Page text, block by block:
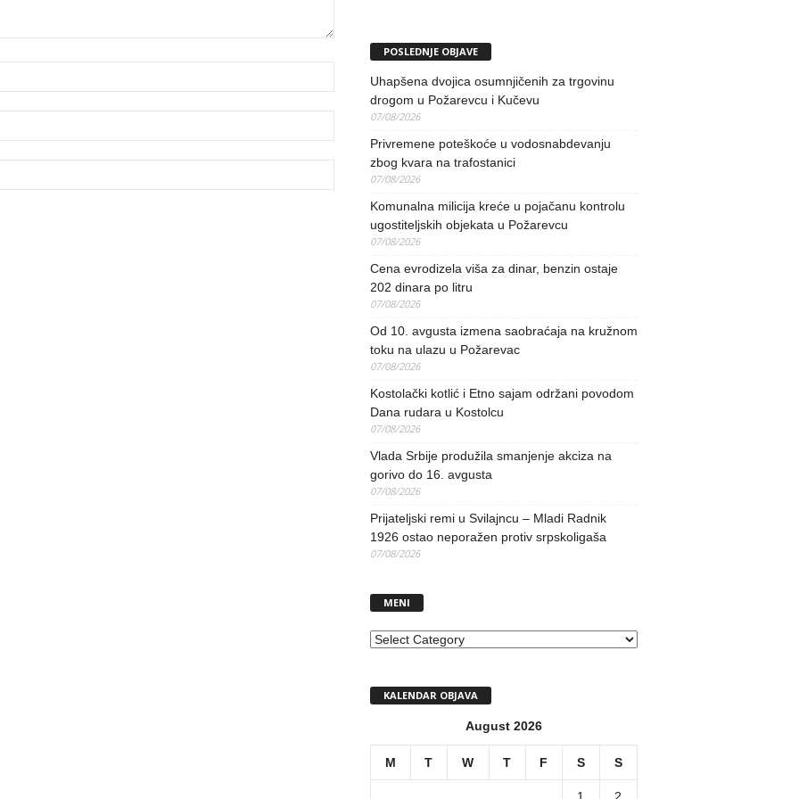
POSLEDNJE OBJAVE
Uhapšena dvojica osumnjičenih za trgovinu
drogom u Požarevcu i Kučevu
07/08/2026
Privremene poteškoće u vodosnabdevanju
zbog kvara na trafostanici
07/08/2026
Komunalna milicija kreće u pojačanu kontrolu
ugostiteljskih objekata u Požarevcu
07/08/2026
Cena evrodizela viša za dinar, benzin ostaje
202 dinara po litru
07/08/2026
Od 10. avgusta izmena saobraćaja na kružnom
toku na ulazu u Požarevac
07/08/2026
Kostolački kotlić i Etno sajam održani povodom
Dana rudara u Kostolcu
07/08/2026
Vlada Srbije produžila smanjenje akciza na
gorivo do 16. avgusta
07/08/2026
Prijateljski remi u Svilajncu – Mladi Radnik
1926 ostao neporažen protiv srpskoligaša
07/08/2026
MENI
MENI
KALENDAR OBJAVA
August 2026
M T W T F S S
1 2